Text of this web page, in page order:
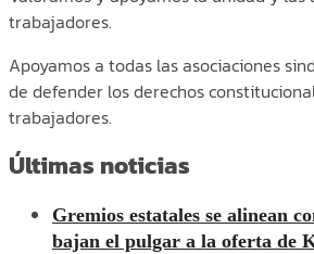
trabajadores.
Apoyamos a todas las asociaciones
de defender los derechos
trabajadores.
Últimas noticias
Gremios estatales se alinean
bajan el pulgar a la oferta de